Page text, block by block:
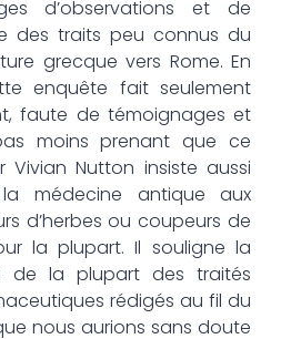
d’observations et de
des traits peu connus du
grecque vers Rome. En
enquête fait seulement
faute de témoignages et
moins prenant que ce
Vivian Nutton insiste aussi
médecine antique aux
d’herbes ou coupeurs de
la plupart. Il souligne la
de la plupart des traités
rédigés au fil du
nous aurions sans doute